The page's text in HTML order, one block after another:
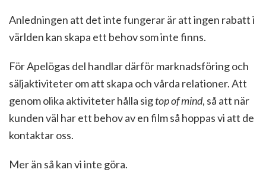
Anledningen att det inte fungerar är att ingen rabatt i
världen kan skapa ett behov som inte finns.
För Apelögas del handlar därför marknadsföring och
säljaktiviteter om att skapa och vårda relationer. Att
genom olika aktiviteter hålla sigtop of mind, så att när
kunden väl har ett behov av en film så hoppas vi att de
kontaktar oss.
Mer än så kan vi inte göra.